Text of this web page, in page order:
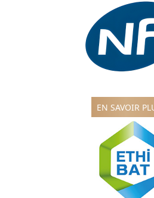
EN SAVOIR